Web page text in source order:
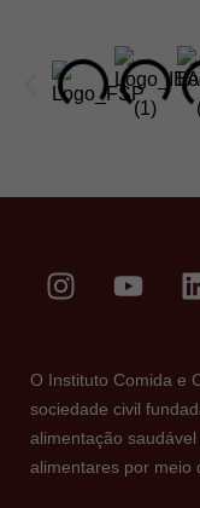
O Instituto Comida e
sociedade civil
alimentação
alimentares por meio